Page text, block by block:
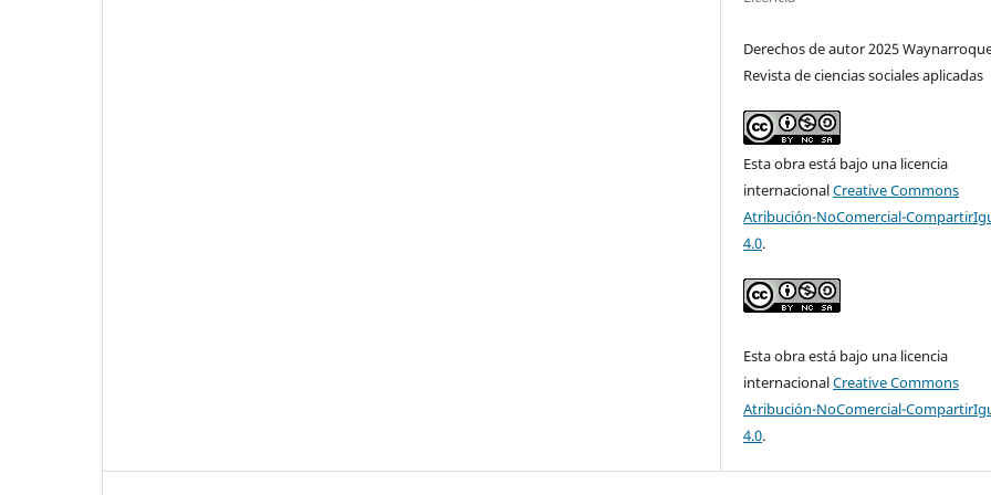
Derechos de autor 2025
Revista de ciencias sociales aplicadas
Esta obra está bajo una licencia
internacionalCreative Commons
Atribución-NoComercial-
4.0.
Esta obra está bajo una licencia
internacionalCreative Commons
Atribución-NoComercial-
4.0.